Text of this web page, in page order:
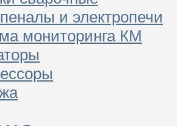
и электропечи
мониторинга КМ